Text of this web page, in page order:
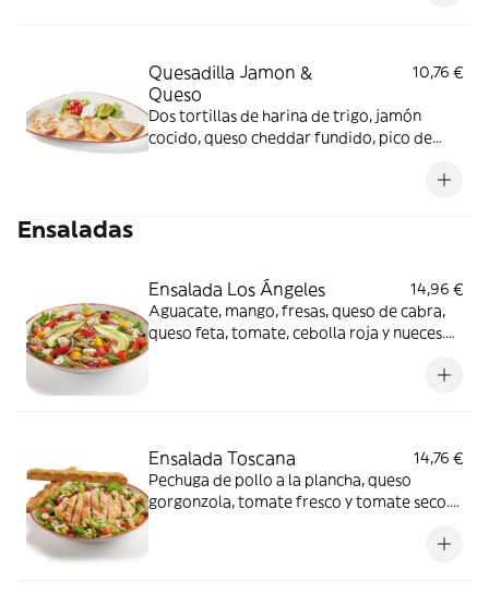
Quesadilla Jamon &
Queso
10,76 €
Dos tortillas de harina de trigo, jamón
cocido, queso cheddar fundido, pico de
Ensaladas
Ensalada Los Ángeles
14,96 €
Aguacate, mango, fresas, queso de cabra,
queso feta, tomate, cebolla roja y nueces.
Ensalada Toscana
14,76 €
Pechuga de pollo a la plancha, queso
gorgonzola, tomate fresco y tomate seco.